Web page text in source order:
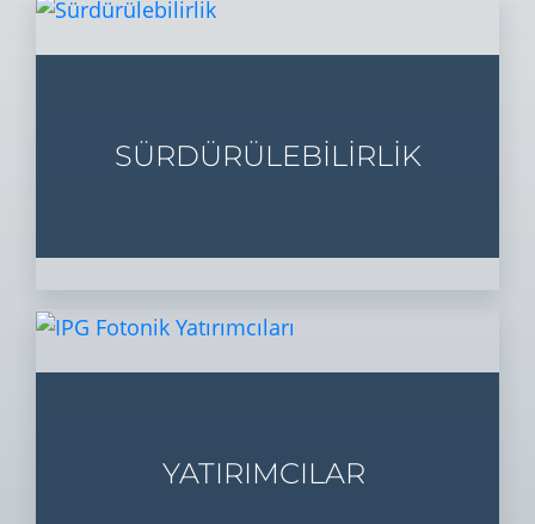
SÜRDÜRÜLEBİLİRLİK
YATIRIMCILAR